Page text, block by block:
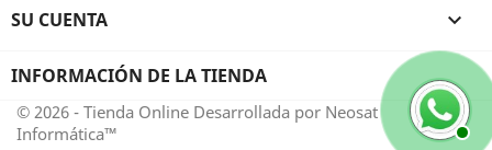
SU CUENTA 
INFORMACIÓN DE LA TIENDA
© 2026 - Tienda Online Desarrollada por Neosat
Informática™